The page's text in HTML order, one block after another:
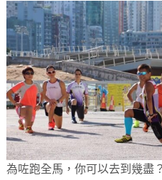
為咗跑全馬，你可以去到幾盡